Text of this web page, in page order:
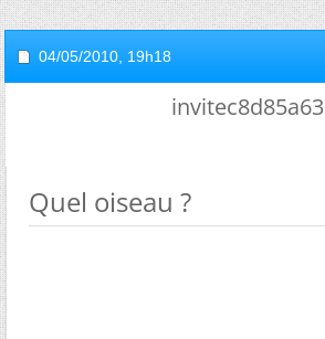
04/05/2010, 19h18
invitec8d85a63
Quel oiseau ?